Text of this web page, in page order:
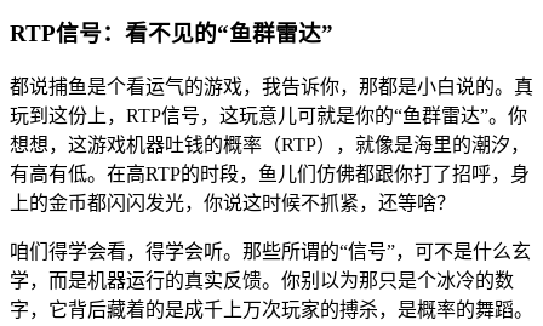
RTP信号：看不见的“鱼群雷达”
都说捕鱼是个看运气的游戏，我告诉你，那都是小白说的。真
玩到这份上，RTP信号，这玩意儿可就是你的“鱼群雷达”。你
想想，这游戏机器吐钱的概率（RTP），就像是海里的潮汐，
有高有低。在高RTP的时段，鱼儿们仿佛都跟你打了招呼，身
上的金币都闪闪发光，你说这时候不抓紧，还等啥？
咱们得学会看，得学会听。那些所谓的“信号”，可不是什么玄
学，而是机器运行的真实反馈。你别以为那只是个冰冷的数
字，它背后藏着的是成千上万次玩家的搏杀，是概率的舞蹈。